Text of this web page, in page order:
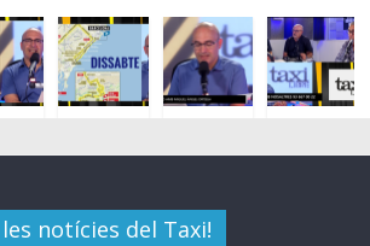
notícies del Taxi!